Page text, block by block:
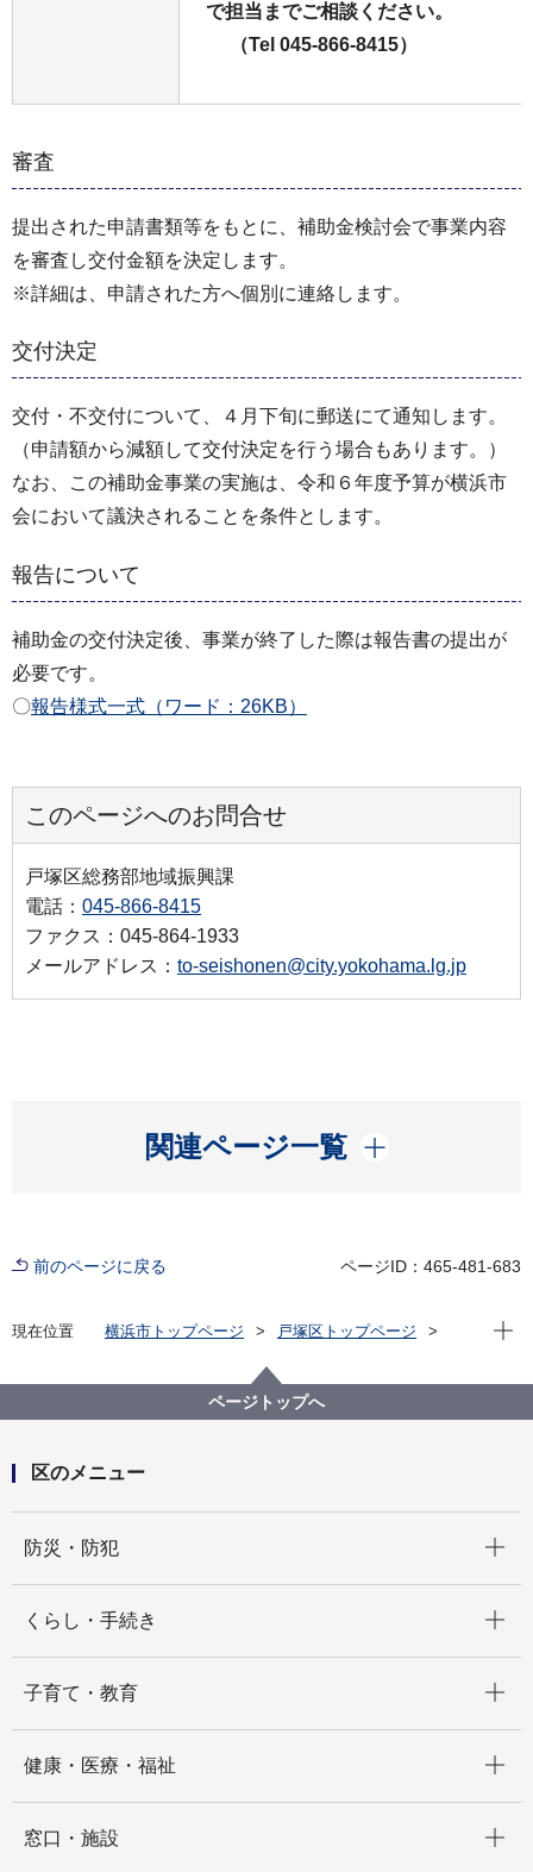
で担当までご相談ください。
（Tel 045-866-8415）
審査
提出された申請書類等をもとに、補助金検討会で事業内容
を審査し交付金額を決定します。
※詳細は、申請された方へ個別に連絡します。
交付決定
交付・不交付について、４月下旬に郵送にて通知します。
（申請額から減額して交付決定を行う場合もあります。）
なお、この補助金事業の実施は、令和６年度予算が横浜市
会において議決されることを条件とします。
報告について
補助金の交付決定後、事業が終了した際は報告書の提出が
必要です。
〇報告様式一式（ワード：26KB）
このページへのお問合せ
戸塚区総務部地域振興課
電話： 045-866-8415
ファクス：045-864-1933
メールアドレス： to-seishonen@city.yokohama.lg.jp
関連ページ一覧
開く
前のページに戻る ページID：465-481-683
現在位置 横浜市トップページ
戸塚区トップページ
令和６年度地域で育む青少年健全育成事業補助金のお
現在
ページトップへ
区のメニュー
防災・防犯
くらし・手続き
子育て・教育
健康・医療・福祉
窓口・施設